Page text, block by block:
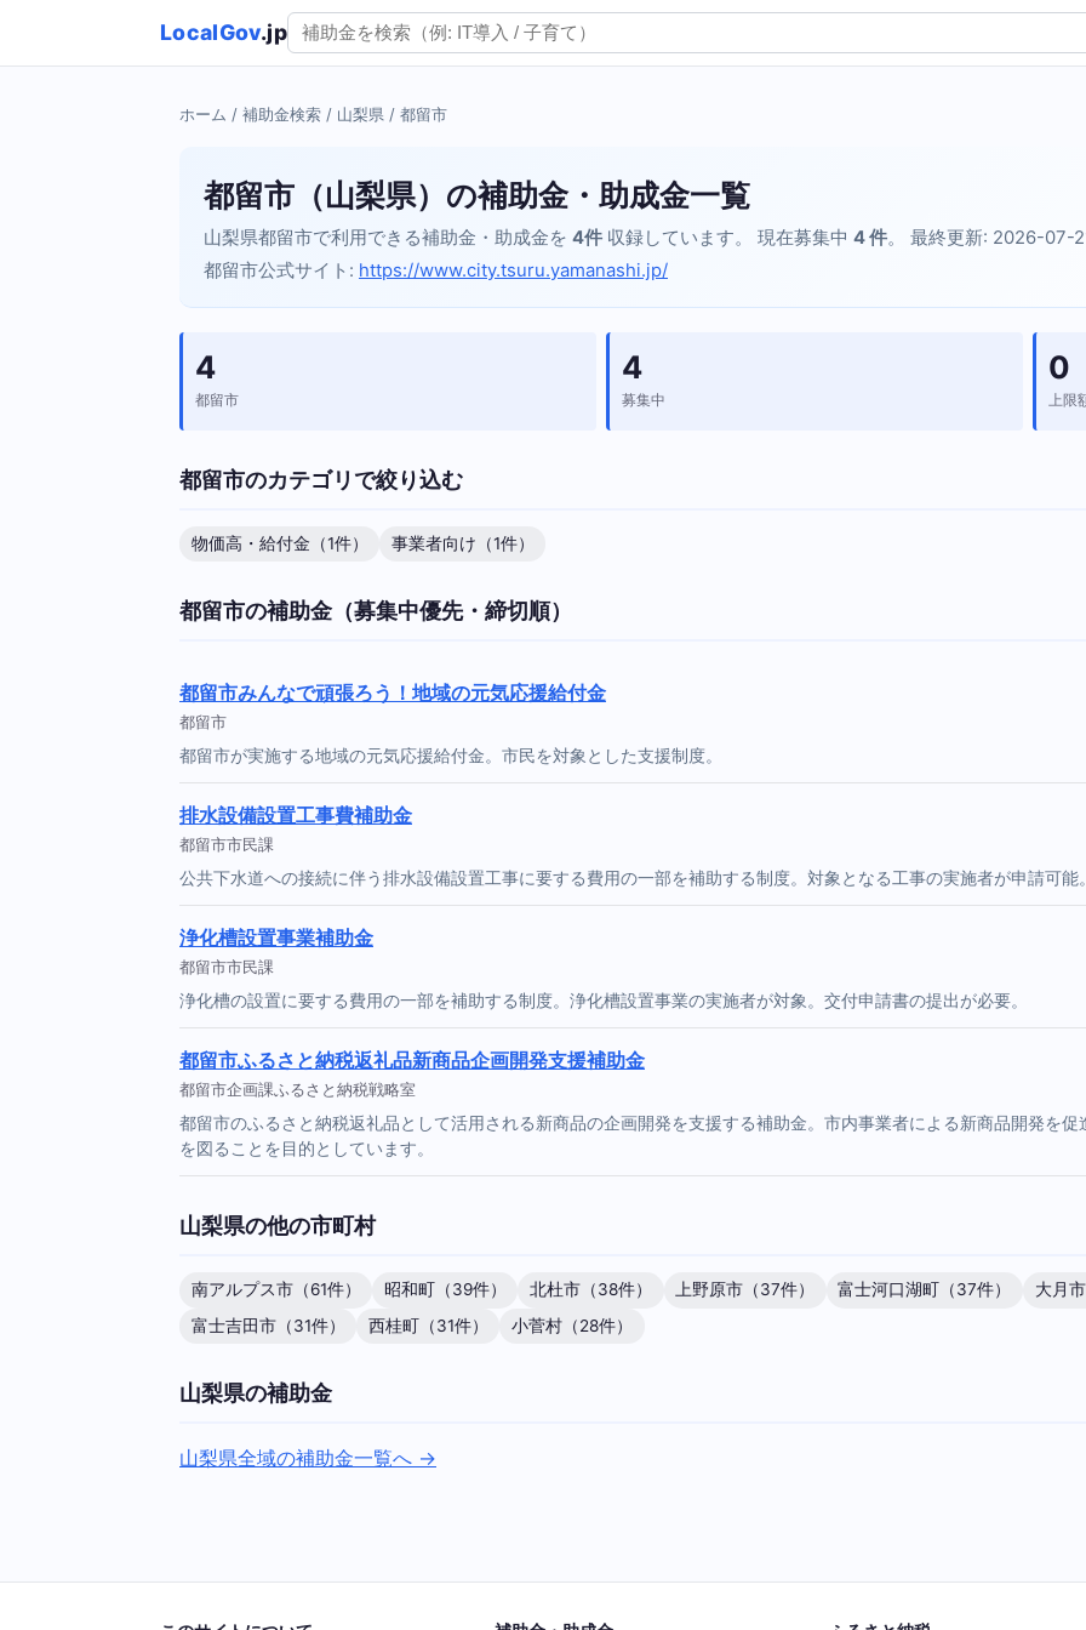
LocalGov.jp
ホーム / 補助金検索 / 山梨県 / 都留市
都留市（山梨県）の補助金・助成金一覧
山梨県都留市で利用できる補助金・助成金を 4件 収録しています。 現在募集中 4 件。 最終更新: 2026-07-
都留市公式サイト: https://www.city.tsuru.yamanashi.jp/
4
都留市
4
募集中
0
上限
都留市のカテゴリで絞り込む
物価高・給付金（1件） 事業者向け（1件）
都留市の補助金（募集中優先・締切順）
都留市みんなで頑張ろう！地域の元気応援給付金
都留市
都留市が実施する地域の元気応援給付金。市民を対象とした支援制度。
排水設備設置工事費補助金
都留市市民課
公共下水道への接続に伴う排水設備設置工事に要する費用の一部を補助する制度。対象となる工事の実施者が申請可能
浄化槽設置事業補助金
都留市市民課
浄化槽の設置に要する費用の一部を補助する制度。浄化槽設置事業の実施者が対象。交付申請書の提出が必要。
都留市ふるさと納税返礼品新商品企画開発支援補助金
都留市企画課ふるさと納税戦略室
都留市のふるさと納税返礼品として活用される新商品の企画開発を支援する補助金。市内事業者による新商品開発を
を図ることを目的としています。
山梨県の他の市町村
南アルプス市（61件） 昭和町（39件） 北杜市（38件） 上野原市（37件） 富士河口湖町（37件）
大月
富士吉田市（31件）
西桂町（31件） 小菅村（28件）
山梨県の補助金
山梨県全域の補助金一覧へ →